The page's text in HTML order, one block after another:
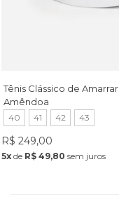
Tênis Clássico de Amarrar
Amêndoa
40 41 42 43
R$ 249,00
5xde R$ 49,80 sem juros